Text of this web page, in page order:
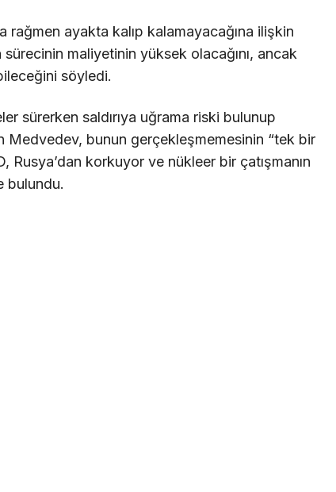
rağmen ayakta kalıp kalamayacağına ilişkin
maliyetinin yüksek olacağını, ancak
söyledi.
sürerken saldırıya uğrama riski bulunup
Medvedev, bunun gerçekleşmemesinin “tek bir
Rusya’dan korkuyor ve nükleer bir çatışmanın
bulundu.